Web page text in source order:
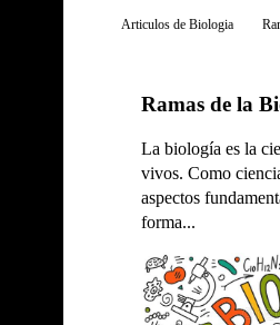
Articulos de Biologia
Ramas de la
La biología es la
vivos. Como
aspectos
forma...